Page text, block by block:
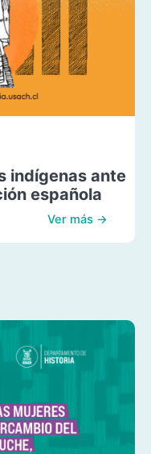
indígenas ante
española
Ver más →